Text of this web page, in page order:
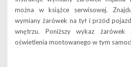
można w książce serwisowej.
wymiany żarówek na tył i przód
wnętrzu. Poniższy wykaz żarówek
oświetlenia montowanego w tym